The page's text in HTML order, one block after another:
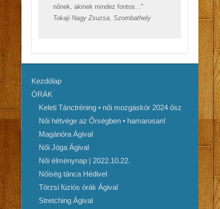
nőnek, akinek mindez fontos..."
Tokaji Nagy Zsuzsa, Szombathely
Kezdőlap
ÓRÁK
Keleti Tánctréning • női mozgáskör 2024 ősz
Női hétvége az Őrségben • hamarosan!
Magánóra Ágival
Női Jóga Ágival
Női élménynap | 2022.10.22.
Nőiség tánca Hédivel
Törzsi fúziós órák Ágival
Stretching Ágival